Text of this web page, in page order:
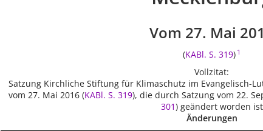
Vom 27. Mai
(KABl. S. 319) 1
Vollzitat:
Satzung Kirchliche Stiftung für Klimaschutz im Evangelisch-
vom 27. Mai 2016 (KABl. S. 319), die durch Satzung vom 22.
301) geändert worden ist
Änderungen